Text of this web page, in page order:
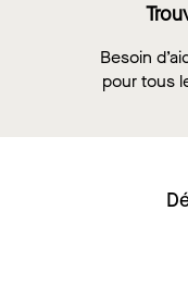
Besoin
pour tous